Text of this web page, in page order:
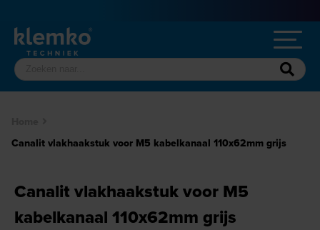
Canalit vlakhaakstuk voor M5 kabelkanaal 110x62mm grijs
Canalit vlakhaakstuk voor M5
kabelkanaal 110x62mm grijs